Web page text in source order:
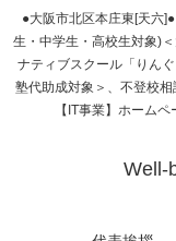
●大阪市北区本庄東[天六
生・中学生・高校生対象)
ナティブスクール「りん
塾代助成対象＞、不登校
【IT事業】ホーム
Well-